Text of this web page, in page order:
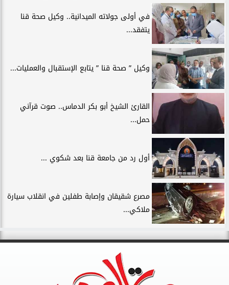
في أولى جولاته الميدانية.. وكيل صحة قنا
يتفقد...
وكيل ” صحة قنا ” يتابع الإستقبال والعمليات...
القارئ الشيخ أبو بكر الدماس.. صوت قرآني
حمل...
أول رد من جامعة قنا بعد شكوي ...
مصرع شقيقان وإصابة طفلين في انقلاب سيارة
ملاكي...